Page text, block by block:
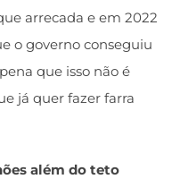
arrecada e em 2022
o governo conseguiu
que isso não é
já quer fazer farra
além do teto